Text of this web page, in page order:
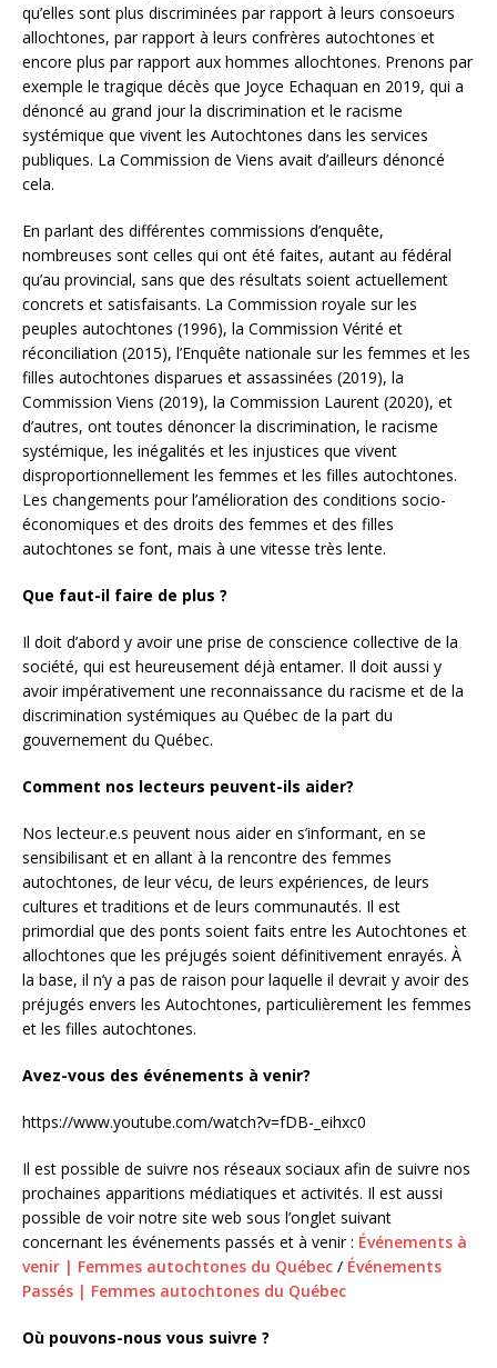
qu’elles sont plus discriminées par rapport à leurs consoeurs
allochtones, par rapport à leurs confrères autochtones et
encore plus par rapport aux hommes allochtones. Prenons par
exemple le tragique décès que Joyce Echaquan en 2019, qui a
dénoncé au grand jour la discrimination et le racisme
systémique que vivent les Autochtones dans les services
publiques. La Commission de Viens avait d’ailleurs dénoncé
cela.
En parlant des différentes commissions d’enquête,
nombreuses sont celles qui ont été faites, autant au fédéral
qu’au provincial, sans que des résultats soient actuellement
concrets et satisfaisants. La Commission royale sur les
peuples autochtones (1996), la Commission Vérité et
réconciliation (2015), l’Enquête nationale sur les femmes et les
filles autochtones disparues et assassinées (2019), la
Commission Viens (2019), la Commission Laurent (2020), et
d’autres, ont toutes dénoncer la discrimination, le racisme
systémique, les inégalités et les injustices que vivent
disproportionnellement les femmes et les filles autochtones.
Les changements pour l’amélioration des conditions socio-
économiques et des droits des femmes et des filles
autochtones se font, mais à une vitesse très lente.
Que faut-il faire de plus ?
Il doit d’abord y avoir une prise de conscience collective de la
société, qui est heureusement déjà entamer. Il doit aussi y
avoir impérativement une reconnaissance du racisme et de la
discrimination systémiques au Québec de la part du
gouvernement du Québec.
Comment nos lecteurs peuvent-ils aider?
Nos lecteur.e.s peuvent nous aider en s’informant, en se
sensibilisant et en allant à la rencontre des femmes
autochtones, de leur vécu, de leurs expériences, de leurs
cultures et traditions et de leurs communautés. Il est
primordial que des ponts soient faits entre les Autochtones et
allochtones que les préjugés soient définitivement enrayés. À
la base, il n’y a pas de raison pour laquelle il devrait y avoir des
préjugés envers les Autochtones, particulièrement les femmes
et les filles autochtones.
Avez-vous des événements à venir?
https://www.youtube.com/watch?v=fDB-_eihxc0
Il est possible de suivre nos réseaux sociaux afin de suivre nos
prochaines apparitions médiatiques et activités. Il est aussi
possible de voir notre site web sous l’onglet suivant
concernant les événements passés et à venir : Événements à
venir | Femmes autochtones du Québec / Événements
Passés | Femmes autochtones du Québec
Où pouvons-nous vous suivre ?